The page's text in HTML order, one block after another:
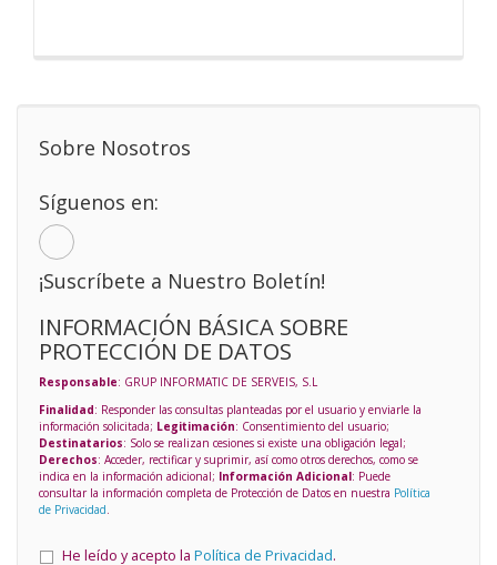
Sobre Nosotros
Síguenos en:
¡Suscríbete a Nuestro Boletín!
INFORMACIÓN BÁSICA SOBRE
PROTECCIÓN DE DATOS
Responsable: GRUP INFORMATIC DE SERVEIS, S.L
Finalidad: Responder las consultas planteadas por el usuario y enviarle la
información solicitada; Legitimación: Consentimiento del usuario;
Destinatarios: Solo se realizan cesiones si existe una obligación legal;
Derechos: Acceder, rectificar y suprimir, así como otros derechos, como se
indica en la información adicional; Información Adicional: Puede
consultar la información completa de Protección de Datos en nuestra Política
de Privacidad
He leído y acepto la Política de Privacidad.